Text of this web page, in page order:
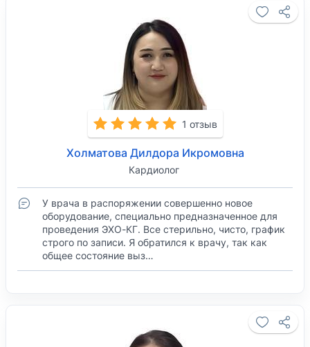
1 отзыв
Холматова Дилдора Икромовна
Кардиолог
У врача в распоряжении совершенно новое
оборудование, специально предназначенное для
проведения ЭХО-КГ. Все стерильно, чисто, график
строго по записи. Я обратился к врачу, так как
общее состояние выз…